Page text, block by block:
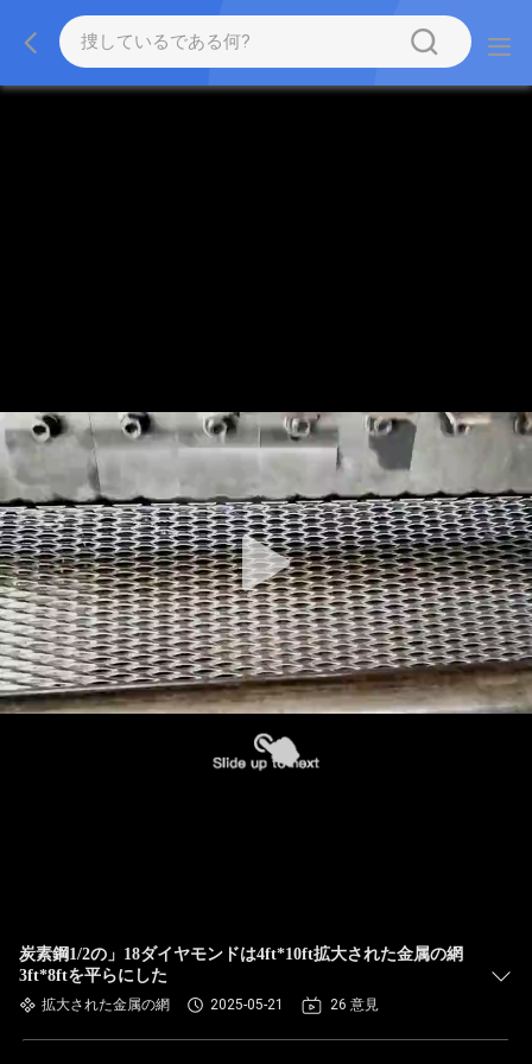
炭素鋼1/2の」18ダイヤモンドは4ft*10ft拡大された金属の網
3ft*8ftを平らにした
拡大された金属の網 2025-05-21 26 意見